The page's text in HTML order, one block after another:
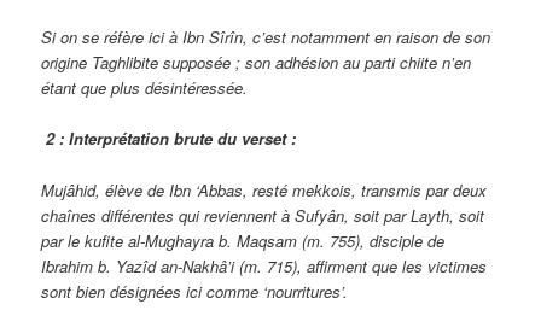
Si on se réfère ici à Ibn Sîrîn, c’est notamment en raison de son
origine Taghlibite supposée ; son adhésion au parti chiite n’en
étant que plus désintéressée.
2 :Interprétation brute du verset :
Mujâhid, élève de Ibn ‘Abbas, resté mekkois, transmis par deux
chaînes différentes qui reviennent à Sufyân, soit par Layth, soit
par le kufite al-Mughayra b. Maqsam (m. 755), disciple de
Ibrahim b. Yazîd an-Nakhâ’i (m. 715), affirment que les victimes
sont bien désignées ici comme ‘nourritures’.